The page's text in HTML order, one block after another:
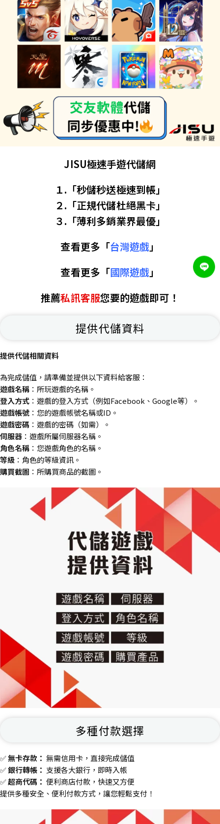
JISU極速手遊代儲網
１.「秒儲秒送極速到帳」
２.「正規代儲杜絕黑卡」
３.「薄利多銷業界最優」
查看更多「台灣遊戲」
查看更多「國際遊戲」
推薦私訊客服您要的遊戲即可！
提供代儲資料
提供代儲相關資料
為完成儲值，請準備並提供以下資料給客服：
遊戲名稱 ：所玩遊戲的名稱。
登入方式 ：遊戲的登入方式（例如Facebook、Google等）。
遊戲帳號 ：您的遊戲帳號名稱或ID。
遊戲密碼 ：遊戲的密碼（如需）。
伺服器 ：遊戲所屬伺服器名稱。
角色名稱 ：您遊戲角色的名稱。
等級 ：角色的等級資訊。
購買截圖 ：所購買商品的截圖。
多種付款選擇
✅無卡存款： 無需信用卡，直接完成儲值
✅銀行轉帳： 支援各大銀行，即時入帳
✅超商代碼： 便利商店付款，快速又方便
提供多種安全、便利付款方式，讓您輕鬆支付！